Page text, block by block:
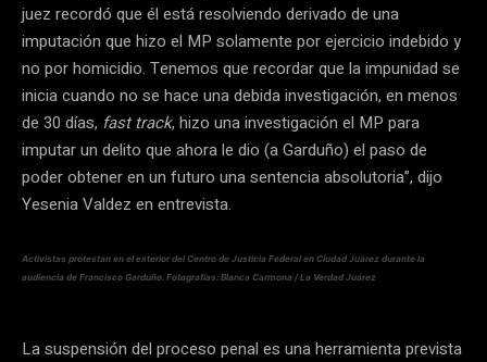
juez recordó que él está resolviendo derivado de una
imputación que hizo el MP solamente por ejercicio indebido y
no por homicidio. Tenemos que recordar que la impunidad se
inicia cuando no se hace una debida investigación, en menos
de 30 días, fast track, hizo una investigación el MP para
imputar un delito que ahora le dio (a Garduño) el paso de
poder obtener en un futuro una sentencia absolutoria”, dijo
Yesenia Valdez en entrevista.
Activistas protestan en el exterior del Centro de Justicia Federal en Ciudad Juárez durante la
audiencia de Francisco Garduño. Fotografías: Blanca Carmona / La Verdad Juárez
La suspensión del proceso penal es una herramienta prevista